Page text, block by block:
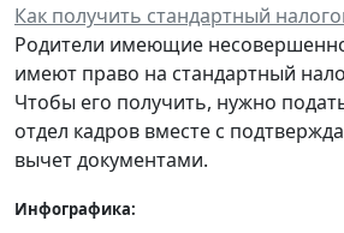
Как получить стандартный
Родители имеющие
имеют право на стандартный
Чтобы его получить, нужно
отдел кадров вместе с
вычет документами.
Инфографика: